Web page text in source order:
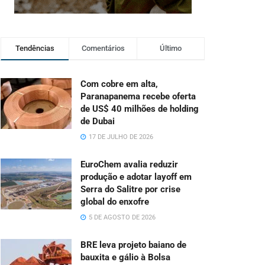
Tendências Comentários Último
Com cobre em alta,
Paranapanema recebe oferta
de US$ 40 milhões de holding
de Dubai
17 DE JULHO DE 2026
EuroChem avalia reduzir
produção e adotar layoff em
Serra do Salitre por crise
global do enxofre
5 DE AGOSTO DE 2026
BRE leva projeto baiano de
bauxita e gálio à Bolsa